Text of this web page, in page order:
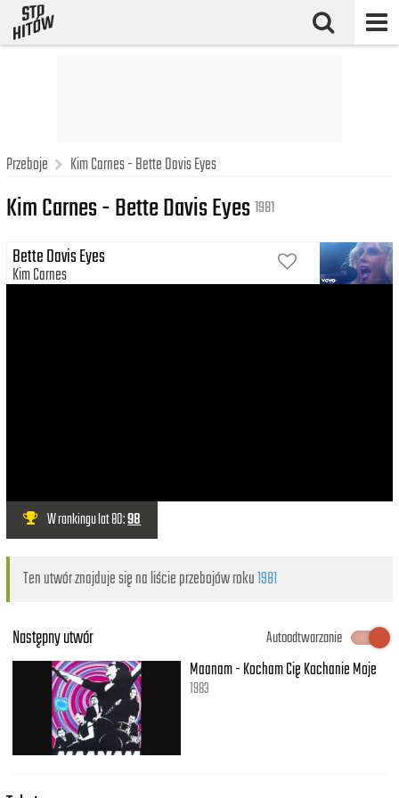
Przeboje Kim Carnes - Bette Davis Eyes
Kim Carnes - Bette Davis Eyes1981
Bette Davis Eyes
Kim Carnes
W rankingu lat 80:98
Ten utwór znajduje się na liście przebojów roku1981
Następny utwór
Autoodtwarzanie
Maanam - Kocham Cię Kochanie Moje
1983